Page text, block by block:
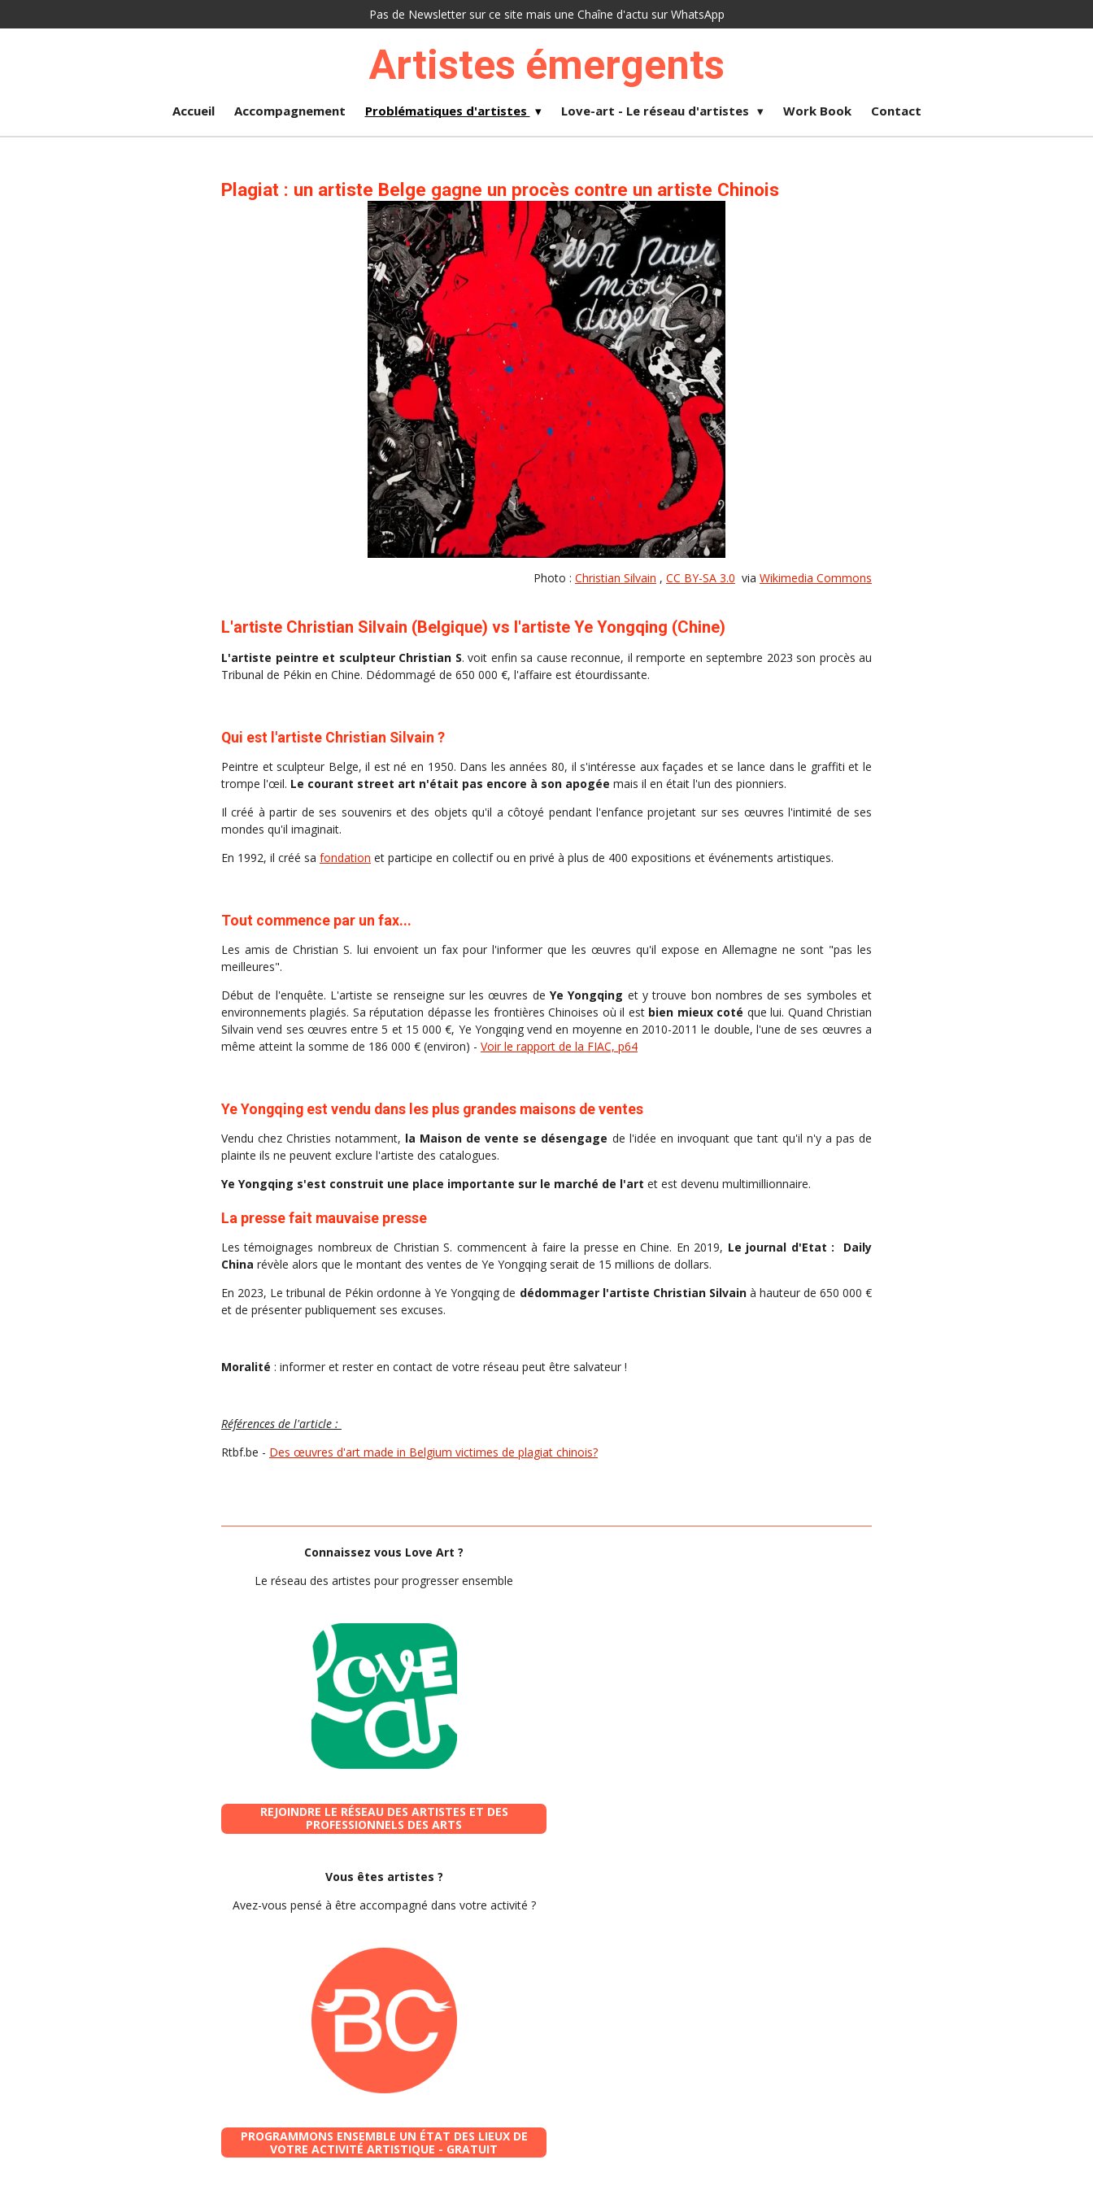
au
Pas de Newsletter sur ce site mais une Chaîne d'actu sur WhatsApp
Artistes émergents
Accueil Accompagnement Problématiques d'artistes Love-art - Le réseau d'artistes Work Book Contact
Plagiat : un artiste Belge gagne un procès contre un artiste Chinois
Photo : Christian Silvain , CC BY-SA 3.0 via Wikimedia Commons
L'artiste Christian Silvain (Belgique) vs l'artiste Ye Yongqing (Chine)
L'artiste peintre et sculpteur Christian S. voit enfin sa cause reconnue, il remporte en septembre 2023 son procès au
Tribunal de Pékin en Chine. Dédommagé de 650 000 €, l'affaire est étourdissante.
Qui est l'artiste Christian Silvain ?
Peintre et sculpteur Belge, il est né en 1950. Dans les années 80, il s'intéresse aux façades et se lance dans le graffiti et le
trompe l'œil. Le courant street art n'était pas encore à son apogée mais il en était l'un des pionniers.
Il créé à partir de ses souvenirs et des objets qu'il a côtoyé pendant l'enfance projetant sur ses œuvres l'intimité de ses
mondes qu'il imaginait.
En 1992, il créé sa fondation et participe en collectif ou en privé à plus de 400 expositions et événements artistiques.
Tout commence par un fax...
Les amis de Christian S. lui envoient un fax pour l'informer que les œuvres qu'il expose en Allemagne ne sont "pas les
meilleures".
Début de l'enquête. L'artiste se renseigne sur les œuvres de Ye Yongqing et y trouve bon nombres de ses symboles et
environnements plagiés. Sa réputation dépasse les frontières Chinoises où il est bien mieux coté que lui. Quand Christian
Silvain vend ses œuvres entre 5 et 15 000 €, Ye Yongqing vend en moyenne en 2010-2011 le double, l'une de ses œuvres a
même atteint la somme de 186 000 € (environ) - Voir le rapport de la FIAC, p64
Ye Yongqing est vendu dans les plus grandes maisons de ventes
Vendu chez Christies notamment, la Maison de vente se désengage de l'idée en invoquant que tant qu'il n'y a pas de
plainte ils ne peuvent exclure l'artiste des catalogues.
Ye Yongqing s'est construit une place importante sur le marché de l'art et est devenu multimillionnaire.
La presse fait mauvaise presse
Les témoignages nombreux de Christian S. commencent à faire la presse en Chine. En 2019, Le journal d'Etat : Daily
China révèle alors que le montant des ventes de Ye Yongqing serait de 15 millions de dollars.
En 2023, Le tribunal de Pékin ordonne à Ye Yongqing de dédommager l'artiste Christian Silvainà hauteur de 650 000 €
et de présenter publiquement ses excuses.
Moralité : informer et rester en contact de votre réseau peut être salvateur !
Références de l'article :
Rtbf.be - Des œuvres d'art made in Belgium victimes de plagiat chinois?
Connaissez vous Love Art ?
Le réseau des artistes pour progresser ensemble
REJOINDRE LE RÉSEAU DES ARTISTES ET DES
PROFESSIONNELS DES ARTS
Vous êtes artistes ?
Avez-vous pensé à être accompagné dans votre activité ?
PROGRAMMONS ENSEMBLE UN ÉTAT DES LIEUX DE
VOTRE ACTIVITÉ ARTISTIQUE - GRATUIT